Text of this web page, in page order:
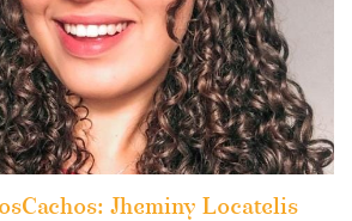
Jheminy Locatelis